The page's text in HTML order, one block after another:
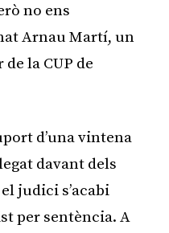
no ens
Arnau Martí, un
la CUP de
d’una vintena
davant dels
judici s’acabi
per sentència. A